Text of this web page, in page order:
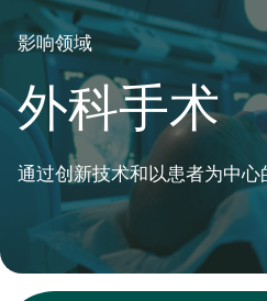
影响领域
外科手术
通过创新技术和以患者为中心